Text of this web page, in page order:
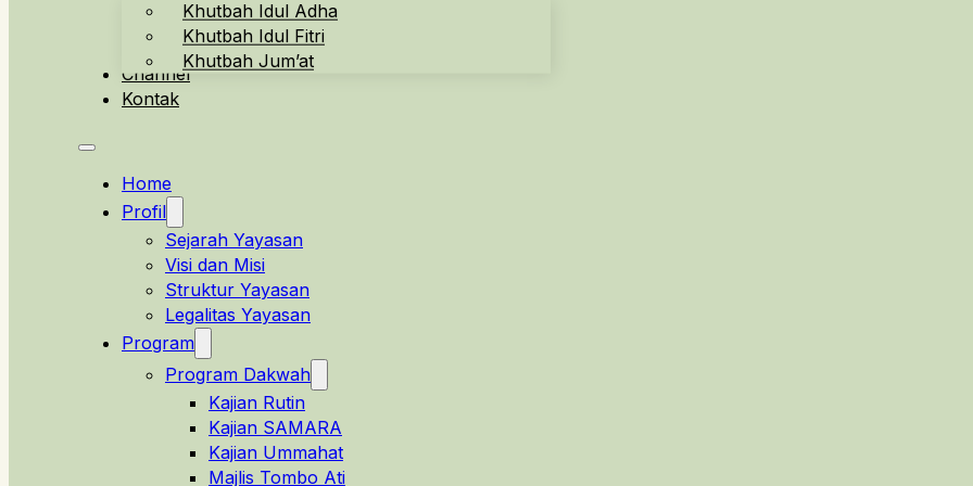
Khutbah Idul Adha
Khutbah Idul Fitri
Khutbah Jum’at
Channel
Kontak
Home
Profil
Sejarah Yayasan
Visi dan Misi
Struktur Yayasan
Legalitas Yayasan
Program
Program Dakwah
Kajian Rutin
Kajian SAMARA
Kajian Ummahat
Majlis Tombo Ati